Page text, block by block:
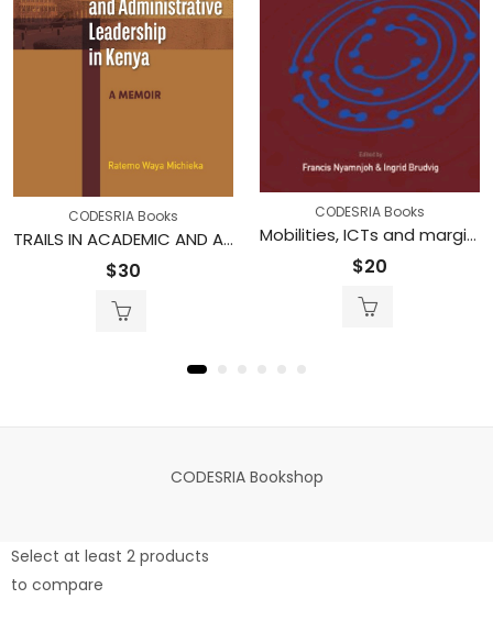
CODESRIA Books
TRAILS IN ACADEMIC AND ADMINISTRATIVE LEADERSHIP IN KENYA
$30
CODESRIA Books
Mobilities, ICTs and marginality in Africa: Comparative perspectives
$20
CODESRIA Bookshop
Select at least 2 products
to compare